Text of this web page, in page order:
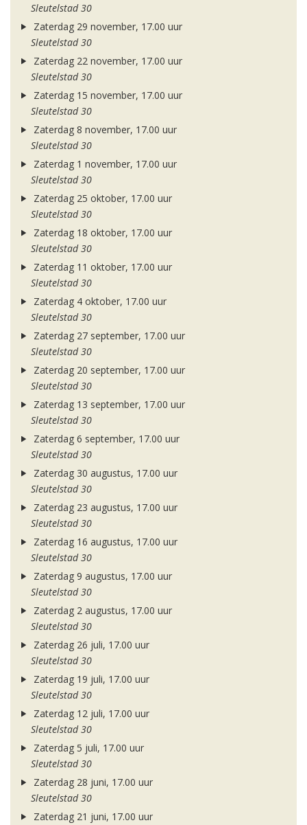
Sleutelstad 30
Zaterdag 29 november, 17.00 uur
Sleutelstad 30
Zaterdag 22 november, 17.00 uur
Sleutelstad 30
Zaterdag 15 november, 17.00 uur
Sleutelstad 30
Zaterdag 8 november, 17.00 uur
Sleutelstad 30
Zaterdag 1 november, 17.00 uur
Sleutelstad 30
Zaterdag 25 oktober, 17.00 uur
Sleutelstad 30
Zaterdag 18 oktober, 17.00 uur
Sleutelstad 30
Zaterdag 11 oktober, 17.00 uur
Sleutelstad 30
Zaterdag 4 oktober, 17.00 uur
Sleutelstad 30
Zaterdag 27 september, 17.00 uur
Sleutelstad 30
Zaterdag 20 september, 17.00 uur
Sleutelstad 30
Zaterdag 13 september, 17.00 uur
Sleutelstad 30
Zaterdag 6 september, 17.00 uur
Sleutelstad 30
Zaterdag 30 augustus, 17.00 uur
Sleutelstad 30
Zaterdag 23 augustus, 17.00 uur
Sleutelstad 30
Zaterdag 16 augustus, 17.00 uur
Sleutelstad 30
Zaterdag 9 augustus, 17.00 uur
Sleutelstad 30
Zaterdag 2 augustus, 17.00 uur
Sleutelstad 30
Zaterdag 26 juli, 17.00 uur
Sleutelstad 30
Zaterdag 19 juli, 17.00 uur
Sleutelstad 30
Zaterdag 12 juli, 17.00 uur
Sleutelstad 30
Zaterdag 5 juli, 17.00 uur
Sleutelstad 30
Zaterdag 28 juni, 17.00 uur
Sleutelstad 30
Zaterdag 21 juni, 17.00 uur